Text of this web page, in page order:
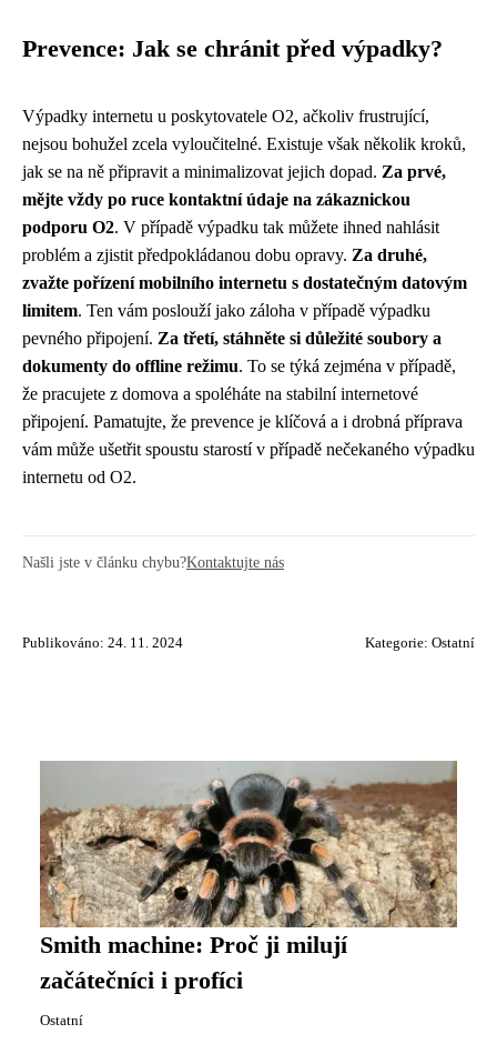
Prevence: Jak se chránit před výpadky?
Výpadky internetu u poskytovatele O2, ačkoliv frustrující,
nejsou bohužel zcela vyloučitelné. Existuje však několik kroků,
jak se na ně připravit a minimalizovat jejich dopad. Za prvé,
mějte vždy po ruce kontaktní údaje na zákaznickou
podporu O2. V případě výpadku tak můžete ihned nahlásit
problém a zjistit předpokládanou dobu opravy. Za druhé,
zvažte pořízení mobilního internetu s dostatečným datovým
limitem. Ten vám poslouží jako záloha v případě výpadku
pevného připojení. Za třetí, stáhněte si důležité soubory a
dokumenty do offline režimu. To se týká zejména v případě,
že pracujete z domova a spoléháte na stabilní internetové
připojení. Pamatujte, že prevence je klíčová a i drobná příprava
vám může ušetřit spoustu starostí v případě nečekaného výpadku
internetu od O2.
Našli jste v článku chybu?Kontaktujte nás
Publikováno: 24. 11. 2024 Kategorie: Ostatní
Smith machine: Proč ji milují
začátečníci i profíci
Ostatní